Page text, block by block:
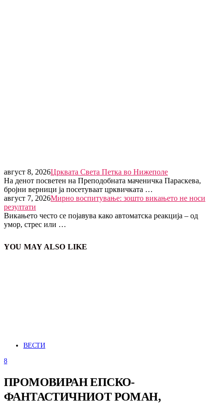
август 8, 2026Црквата Света Петка во Нижеполе
На денот посветен на Преподобната маченичка Параскева,
бројни верници ја посетуваат црквичката …
август 7, 2026Мирно воспитување: зошто викањето не носи
резултати
Викањето често се појавува како автоматска реакција – од
умор, стрес или …
YOU MAY ALSO LIKE
ВЕСТИ
8
ПРОМОВИРАН ЕПСКО-
ФАНТАСТИЧНИОТ РОМАН,